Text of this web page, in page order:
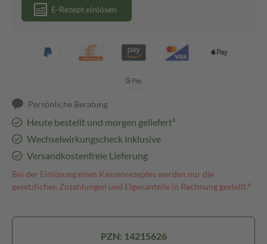
E-Rezept einlösen
Persönliche Beratung
Heute bestellt und morgen geliefert³
Wechselwirkungscheck inklusive
Versandkostenfreie Lieferung
Bei der Einlösung eines Kassenrezeptes werden nur die
gesetzlichen Zuzahlungen und Eigenanteile in Rechnung gestellt.⁴
PZN: 14215626